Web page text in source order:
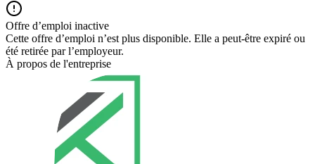
Offre d’emploi inactive
Cette offre d’emploi n’est plus disponible. Elle a peut-être expiré ou
été retirée par l’employeur.
À propos de l'entreprise